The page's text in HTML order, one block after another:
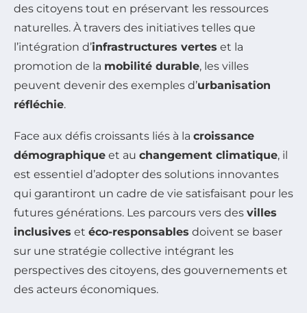
des citoyens tout en préservant les ressources
naturelles. À travers des initiatives telles que
l’intégration d’infrastructures vertes et la
promotion de la mobilité durable, les villes
peuvent devenir des exemples d’urbanisation
réfléchie.
Face aux défis croissants liés à la croissance
démographique et au changement climatique, il
est essentiel d’adopter des solutions innovantes
qui garantiront un cadre de vie satisfaisant pour les
futures générations. Les parcours vers des villes
inclusives et éco-responsables doivent se baser
sur une stratégie collective intégrant les
perspectives des citoyens, des gouvernements et
des acteurs économiques.